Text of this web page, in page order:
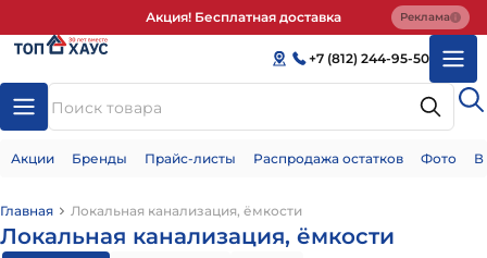
Акция! Бесплатная доставка Реклама
+7 (812) 244-95-50
Акции Бренды Прайс-листы Распродажа остатков Фото
Главная Локальная канализация, ёмкости
Локальная канализация, ёмкости